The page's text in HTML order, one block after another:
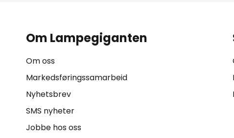
Om Lampegiganten
Om oss
Markedsføringssamarbeid
Nyhetsbrev
SMS nyheter
Jobbe hos oss